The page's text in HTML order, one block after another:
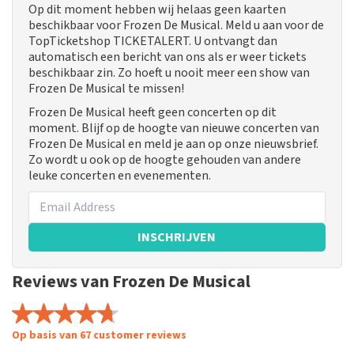
Op dit moment hebben wij helaas geen kaarten
beschikbaar voor Frozen De Musical. Meld u aan voor de
TopTicketshop TICKETALERT. U ontvangt dan
automatisch een bericht van ons als er weer tickets
beschikbaar zin. Zo hoeft u nooit meer een show van
Frozen De Musical te missen!
Frozen De Musical heeft geen concerten op dit
moment. Blijf op de hoogte van nieuwe concerten van
Frozen De Musical en meld je aan op onze nieuwsbrief.
Zo wordt u ook op de hoogte gehouden van andere
leuke concerten en evenementen.
INSCHRIJVEN
Reviews van Frozen De Musical
Op basis van 67 customer reviews